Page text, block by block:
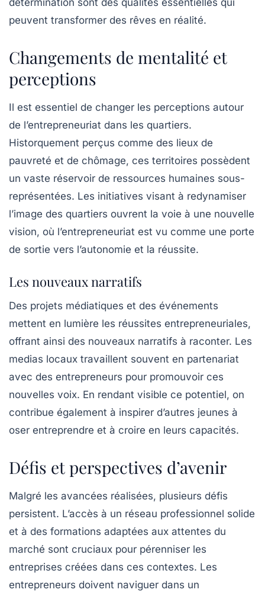
détermination sont des qualités essentielles qui
peuvent transformer des rêves en réalité.
Changements de mentalité et
perceptions
Il est essentiel de changer les perceptions autour
de l’entrepreneuriat dans les quartiers.
Historquement perçus comme des lieux de
pauvreté et de chômage, ces territoires possèdent
un vaste réservoir de ressources humaines sous-
représentées. Les initiatives visant à redynamiser
l’image des quartiers ouvrent la voie à une nouvelle
vision, où l’entrepreneuriat est vu comme une porte
de sortie vers l’autonomie et la réussite.
Les nouveaux narratifs
Des projets médiatiques et des événements
mettent en lumière les réussites entrepreneuriales,
offrant ainsi des nouveaux narratifs à raconter. Les
medias locaux travaillent souvent en partenariat
avec des entrepreneurs pour promouvoir ces
nouvelles voix. En rendant visible ce potentiel, on
contribue également à inspirer d’autres jeunes à
oser entreprendre et à croire en leurs capacités.
Défis et perspectives d’avenir
Malgré les avancées réalisées, plusieurs défis
persistent. L’accès à un réseau professionnel solide
et à des formations adaptées aux attentes du
marché sont cruciaux pour pérenniser les
entreprises créées dans ces contextes. Les
entrepreneurs doivent naviguer dans un